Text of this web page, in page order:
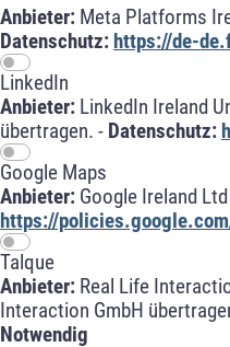
Anbieter: Meta Platforms
Datenschutz: https://de-
LinkedIn
Anbieter: LinkedIn Ireland
übertragen. - Datenschutz:
Google Maps
Anbieter: Google Ireland
https://
Talque
Anbieter: Real Life
Interaction GmbH
Notwendig